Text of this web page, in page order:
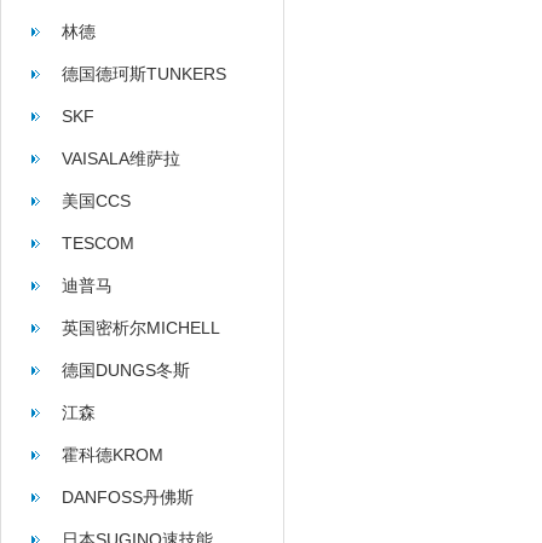
林德
德国德珂斯TUNKERS
SKF
VAISALA维萨拉
美国CCS
TESCOM
迪普马
英国密析尔MICHELL
德国DUNGS冬斯
江森
霍科德KROM
DANFOSS丹佛斯